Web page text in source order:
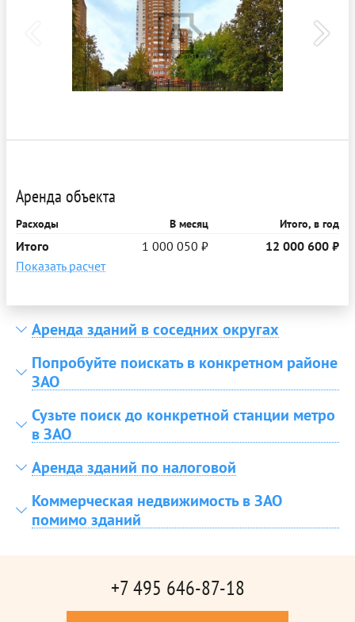
Аренда объекта
Расходы В месяц Итого, в год
Итого 1 000 050 ₽
12 000 600 ₽
Показать расчет
Аренда зданий в соседних округах
Попробуйте поискать в конкретном районе
ЗАО
Сузьте поиск до конкретной станции метро
в ЗАО
Аренда зданий по налоговой
Коммерческая недвижимость в ЗАО
помимо зданий
+7 495 646-87-18